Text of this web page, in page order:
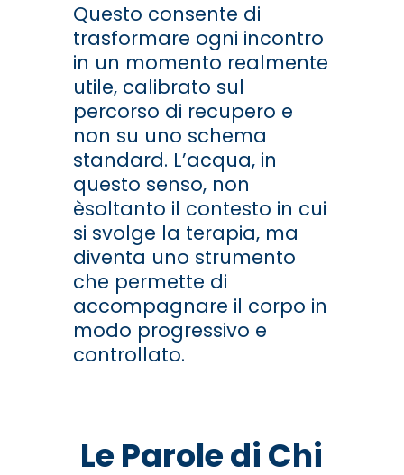
Questo consente di
trasformare ogni incontro
in un momento realmente
utile, calibrato sul
percorso di recupero e
non su uno schema
standard. L’acqua, in
questo senso, non
èsoltanto il contesto in cui
si svolge la terapia, ma
diventa uno strumento
che permette di
accompagnare il corpo in
modo progressivo e
controllato.
Le Parole di Chi